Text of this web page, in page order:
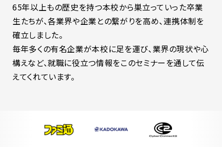
65年以上もの歴史を持つ本校から巣立っていった卒業
生たちが、各業界や企業との繋がりを高め、連携体制を
確立しました。
毎年多くの有名企業が本校に足を運び、業界の現状や心
構えなど、就職に役立つ情報をこのセミナーを通して伝
えてくれています。